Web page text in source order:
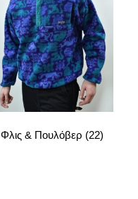
Φλις & Πουλόβερ (22)